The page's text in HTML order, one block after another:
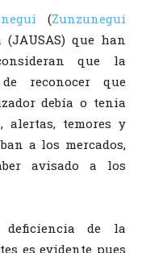
(Zunzunegui
que han
que la
reconocer que
debía o tenia
alertas, temores y
a los mercados,
avisado a los
de la
es evidente pues